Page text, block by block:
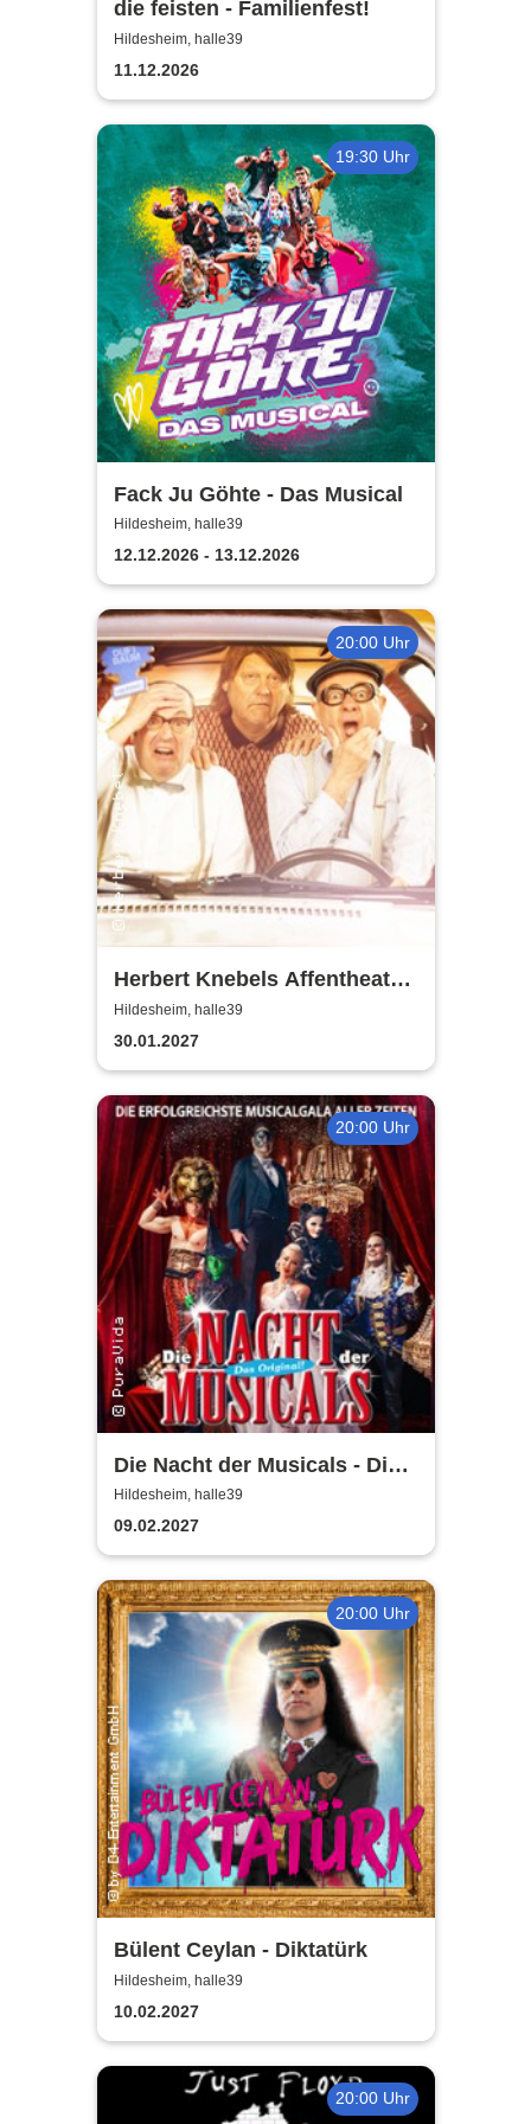
die feisten - Familienfest!
Hildesheim, halle39
11.12.2026
19:30 Uhr
Fack Ju Göhte - Das Musical
Hildesheim, halle39
12.12.2026 - 13.12.2026
20:00 Uhr
Herbert Knebels Affentheater
- Voll Karacho!
Hildesheim, halle39
30.01.2027
20:00 Uhr
Die Nacht der Musicals - Die
erfolgreichste Musicalgala
aller Zeiten
Hildesheim, halle39
09.02.2027
20:00 Uhr
Bülent Ceylan - Diktatürk
Hildesheim, halle39
10.02.2027
20:00 Uhr